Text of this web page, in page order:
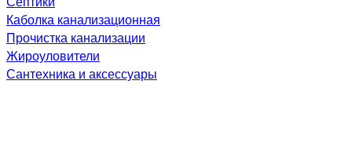
Каболка канализационная
Прочистка канализации
Жироуловители
Сантехника и аксессуары